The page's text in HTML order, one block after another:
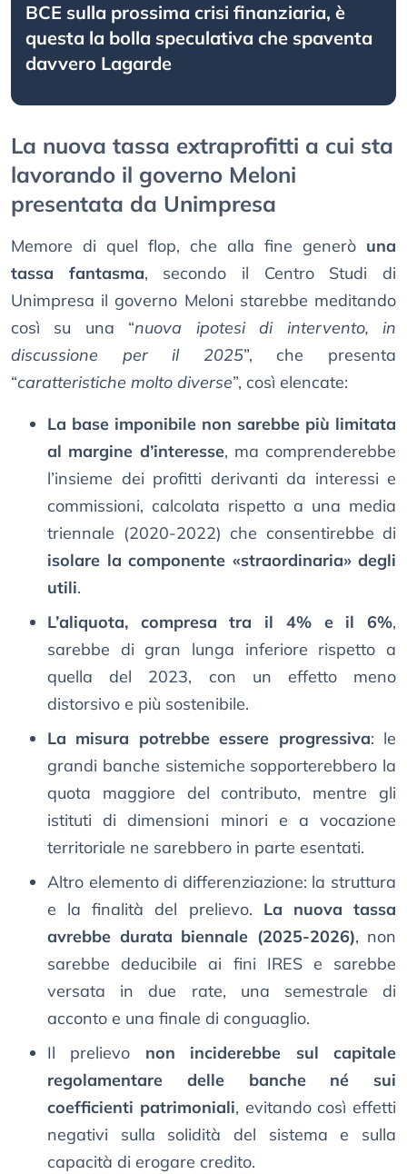
BCE sulla prossima crisi finanziaria, è
questa la bolla speculativa che spaventa
davvero Lagarde
La nuova tassa extraprofitti a cui sta
lavorando il governo Meloni
presentata da Unimpresa
Memore di quel flop, che alla fine generò una
tassa fantasma, secondo il Centro Studi di
Unimpresa il governo Meloni starebbe meditando
così su una “nuova ipotesi di intervento, in
discussione per il 2025”, che presenta
“caratteristiche molto diverse”, così elencate:
La base imponibile non sarebbe più limitata
al margine d’interesse, ma comprenderebbe
l’insieme dei profitti derivanti da interessi e
commissioni, calcolata rispetto a una media
triennale (2020-2022) che consentirebbe di
isolare la componente «straordinaria» degli
utili.
L’aliquota, compresa tra il 4% e il 6%,
sarebbe di gran lunga inferiore rispetto a
quella del 2023, con un effetto meno
distorsivo e più sostenibile.
La misura potrebbe essere progressiva: le
grandi banche sistemiche sopporterebbero la
quota maggiore del contributo, mentre gli
istituti di dimensioni minori e a vocazione
territoriale ne sarebbero in parte esentati.
Altro elemento di differenziazione: la struttura
e la finalità del prelievo. La nuova tassa
avrebbe durata biennale (2025-2026), non
sarebbe deducibile ai fini IRES e sarebbe
versata in due rate, una semestrale di
acconto e una finale di conguaglio.
Il prelievo non inciderebbe sul capitale
regolamentare delle banche né sui
coefficienti patrimoniali, evitando così effetti
negativi sulla solidità del sistema e sulla
capacità di erogare credito.